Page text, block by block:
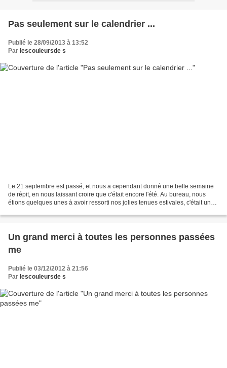
Pas seulement sur le calendrier ...
Publié le 28/09/2013 à 13:52
Par lescouleursde s
Le 21 septembre est passé, et nous a cependant donné une belle semaine
de répit, en nous laissant croire que c'était encore l'été. Au bureau, nous
étions quelques unes à avoir ressorti nos jolies tenues estivales, c'était un
Un grand merci à toutes les personnes passées
me
Publié le 03/12/2012 à 21:56
Par lescouleursde s